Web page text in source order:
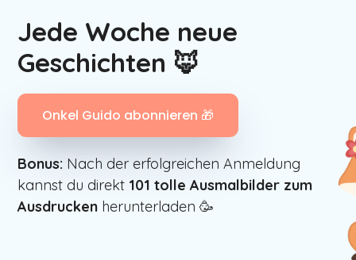
Jede Woche neue
Geschichten 🦊
Onkel Guido abonnieren 🎁
Bonus: Nach der erfolgreichen Anmeldung
kannst du direkt 101 tolle Ausmalbilder zum
Ausdrucken herunterladen 🥳